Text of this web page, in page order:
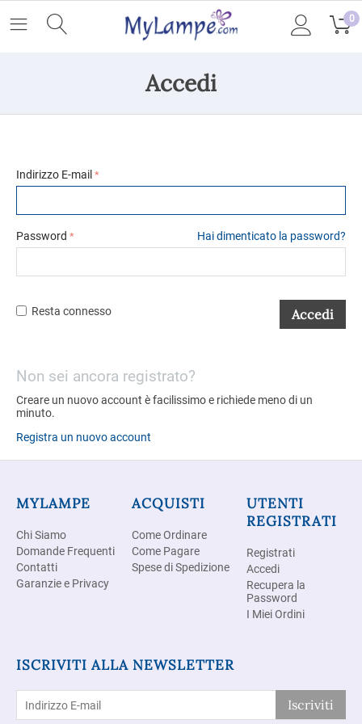
0
Accedi
Indirizzo E-mail
Password Hai dimenticato la password?
Accedi
Resta connesso
Non sei ancora registrato?
Creare un nuovo account è facilissimo e richiede meno di un
minuto.
Registra un nuovo account
MYLAMPE
Chi Siamo
Domande Frequenti
Contatti
Garanzie e Privacy
ACQUISTI
Come Ordinare
Come Pagare
Spese di Spedizione
UTENTI
REGISTRATI
Registrati
Accedi
Recupera la
Password
I Miei Ordini
ISCRIVITI ALLA NEWSLETTER
Iscriviti